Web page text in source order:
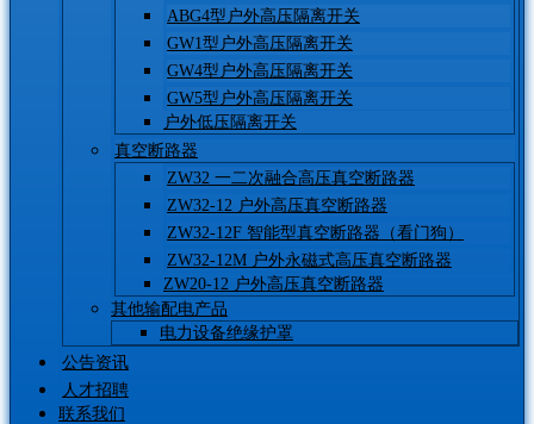
ABG4型户外高压隔离开关
GW1型户外高压隔离开关
GW4型户外高压隔离开关
GW5型户外高压隔离开关
户外低压隔离开关
真空断路器
ZW32 一二次融合高压真空断路器
ZW32-12 户外高压真空断路器
ZW32-12F 智能型真空断路器（看门狗）
ZW32-12M 户外永磁式高压真空断路器
ZW20-12 户外高压真空断路器
其他输配电产品
电力设备绝缘护罩
公告资讯
人才招聘
联系我们